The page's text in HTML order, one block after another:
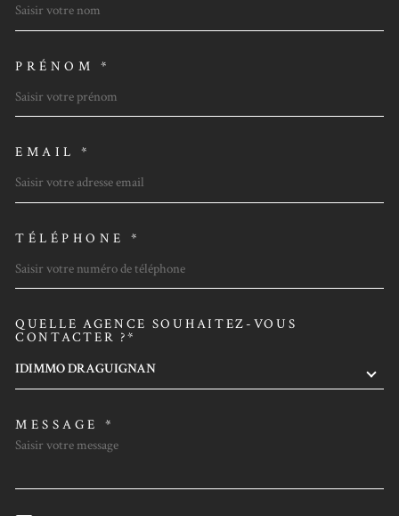
PRÉNOM *
EMAIL *
TÉLÉPHONE *
QUELLE AGENCE SOUHAITEZ-VOUS
CONTACTER ?*
IDIMMO DRAGUIGNAN
MESSAGE *